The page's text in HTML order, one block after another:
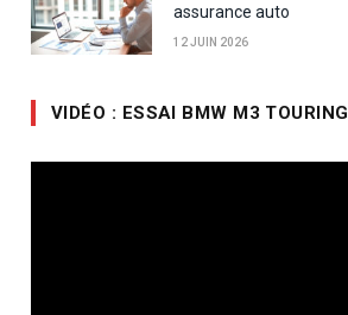
assurance auto
12 JUIN 2026
VIDÉO : ESSAI BMW M3 TOURING